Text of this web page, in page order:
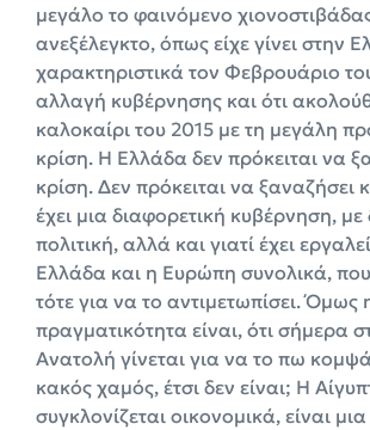
μεγάλο το φαινόμενο
ανεξέλεγκτο, όπως είχε γίνει στην
χαρακτηριστικά τον Φεβρουάριο
αλλαγή κυβέρνησης και ότι
καλοκαίρι του 2015 με τη μεγάλη
κρίση. Η Ελλάδα δεν πρόκειται να
κρίση. Δεν πρόκειται να ξαναζήσει
έχει μια διαφορετική κυβέρνηση, με
πολιτική, αλλά και γιατί έχει
Ελλάδα και η Ευρώπη συνολικά, που
τότε για να το αντιμετωπίσει. Όμως
πραγματικότητα είναι, ότι σήμερα
Ανατολή γίνεται για να το πω
κακός χαμός, έτσι δεν είναι; Η
συγκλονίζεται οικονομικά, είναι